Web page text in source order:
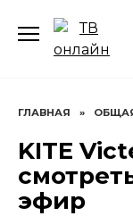
содержанию
ГЛАВНАЯ »
KITE
эфир